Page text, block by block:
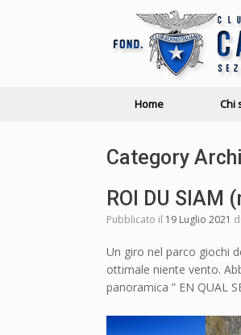
Home Chi
Category
ROI DU SIAM
Pubblicato il 19 Luglio 2021 di
Un giro nel parco giochi
ottimale niente vento.
panoramica ” EN QUAL